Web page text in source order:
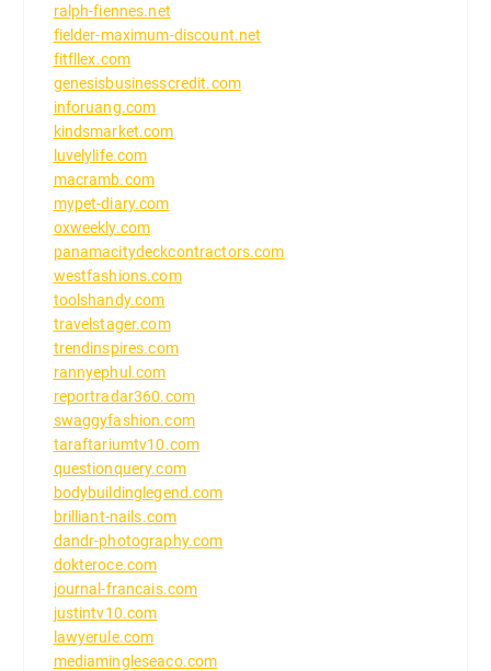
ralph-fiennes.net
fielder-maximum-discount.net
fitfllex.com
genesisbusinesscredit.com
inforuang.com
kindsmarket.com
luvelylife.com
macramb.com
mypet-diary.com
oxweekly.com
panamacitydeckcontractors.com
westfashions.com
toolshandy.com
travelstager.com
trendinspires.com
rannyephul.com
reportradar360.com
swaggyfashion.com
taraftariumtv10.com
questionquery.com
bodybuildinglegend.com
brilliant-nails.com
dandr-photography.com
dokteroce.com
journal-francais.com
justintv10.com
lawyerule.com
mediamingleseaco.com